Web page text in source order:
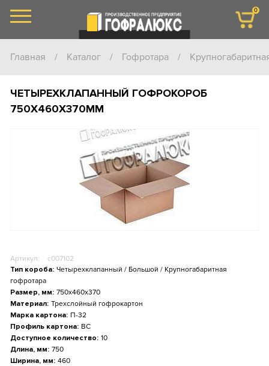
Главная / Каталог / Гофротара /
ЧЕТЫРЕХКЛАПАННЫЙ ГОФРОКОРОБ
750Х460Х370ММ
Артикул:
c007102
Тип короба: Четырехклапанный / Большой / Крупногабаритная
гофротара
Размер, мм: 750x460x370
Материал: Трехслойный гофрокартон
Марка картона: П-32
Профиль картона: BС
Доступное количество: 10
Длина, мм: 750
Ширина, мм: 460